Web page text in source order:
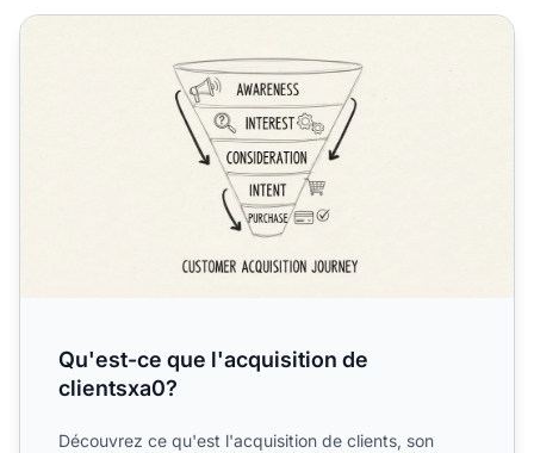
Qu'est-ce que l'acquisition de clientsxa0?
Qu'est-ce que l'acquisition de
clientsxa0?
Découvrez ce qu'est l'acquisition de clients, son